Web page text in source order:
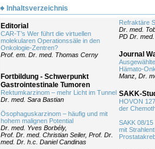
Inhaltsverzeichnis
Editorial
CAR-T’s Wer führt die virtuellen
molekularen Operationssäle in den
Onkologie-Zentren?
Prof. em. Dr. med. Thomas Cerny
Fortbildung - Schwerpunkt
Gastrointestinale Tumoren
Rektumkarzinom – mehr Licht im Tunnel
Dr. med. Sara Bastian
Ösophaguskarzinom – häufig und mit
hohem malignen Potential
Dr. med. Yves Borbély,
Prof. Dr. med. Christian Seiler, Prof. Dr.
med. Dr. h.c. Daniel Candinas
Refraktäre
Dr. med.
PD Dr.
Journal
Hämato-
Manz, Dr.
SAKK-
HOVON
der
SAKK 08/
mit